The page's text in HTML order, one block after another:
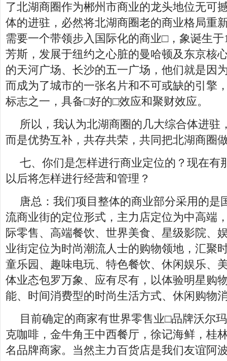
了北湖商圈作为郴州市商业的龙头地位无可
体的进驻，必然将北湖商圈老的商业格局重
需要一个带领步入国际化的商业□，象诞生
芳斯，发展于纽约之心脏的曼哈顿及东京核
的天河广场、长沙的五一广场，他们就是因
而成为了城市的一张名片和不可或缺的引擎
标志之一，具备□好的□效应和聚财效应。
所以，我认为北湖商圈的几大综合体进驻
而是优势互补，共存共荣，共同把北湖商圈
七、你们是怎样进行商业定位的？现在有
以后将怎样进行经营和管理？
唐总：我们项目整体的商业部分采用的是
流商业街的定位形式，主力店定位为中高端
际零售、高端餐饮、世界美食、星级影院、
业街定位为时尚潮流人士的购物领地，汇聚
童乐园、趣味电玩、特色餐饮、休闲娱乐、
体业态包罗万象、应有尽有，以体验明星购
能、时间消费型的时尚生活方式、休闲购物
目前确定的商家有世界零售业□品牌沃尔
克咖啡，金牛角王中西餐厅，徐记海鲜，桂
名品牌商家。当然主力百货店是我们友谊阿